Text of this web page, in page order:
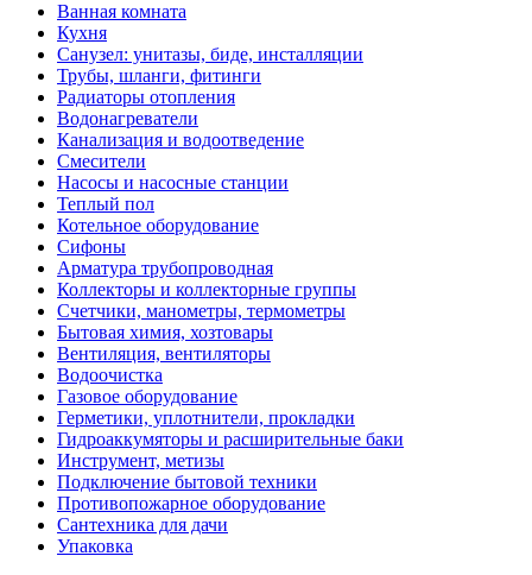
Ванная комната
Кухня
Санузел: унитазы, биде, инсталляции
Трубы, шланги, фитинги
Радиаторы отопления
Водонагреватели
Канализация и водоотведение
Смесители
Насосы и насосные станции
Теплый пол
Котельное оборудование
Сифоны
Арматура трубопроводная
Коллекторы и коллекторные группы
Счетчики, манометры, термометры
Бытовая химия, хозтовары
Вентиляция, вентиляторы
Водоочистка
Газовое оборудование
Герметики, уплотнители, прокладки
Гидроаккумяторы и расширительные баки
Инструмент, метизы
Подключение бытовой техники
Противопожарное оборудование
Сантехника для дачи
Упаковка